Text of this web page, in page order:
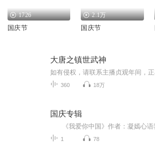
1726
国庆节
2.1万
国庆节
大唐之镇世武神
360 18万
国庆专辑
1 78